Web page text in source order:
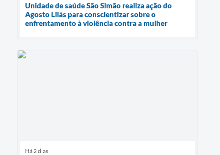
Unidade de saúde São Simão realiza ação do
Agosto Lilás para conscientizar sobre o
enfrentamento à violência contra a mulher
Há 2 dias